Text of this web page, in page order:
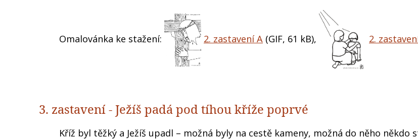
Omalovánka ke stažení: 2. zastavení A (GIF, 61 kB), 2.
3. zastavení - Ježíš padá pod tíhou kříže poprvé
Kříž byl těžký a Ježíš upadl – možná byly na cestě kameny, možná do něho někdo